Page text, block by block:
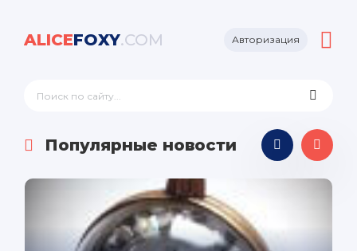
ALICEFOXY.COM Авторизация
Популярные новости